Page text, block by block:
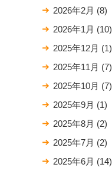
2026年2月 (8)
2026年1月 (10)
2025年12月 (1)
2025年11月 (7)
2025年10月 (7)
2025年9月 (1)
2025年8月 (2)
2025年7月 (2)
2025年6月 (14)